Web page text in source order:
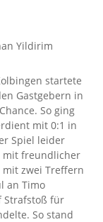
Yildirim
startete
Gastgebern in
So ging
mit 0:1 in
Spiel leider
mit freundlicher
mit zwei Treffern
an Timo
Strafstoß für
So stand